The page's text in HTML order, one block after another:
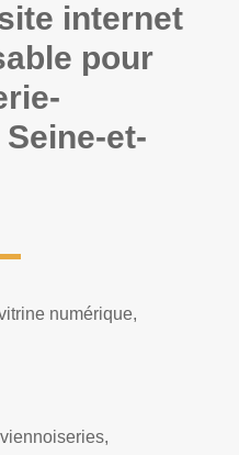
internet
pour
et-
numérique,